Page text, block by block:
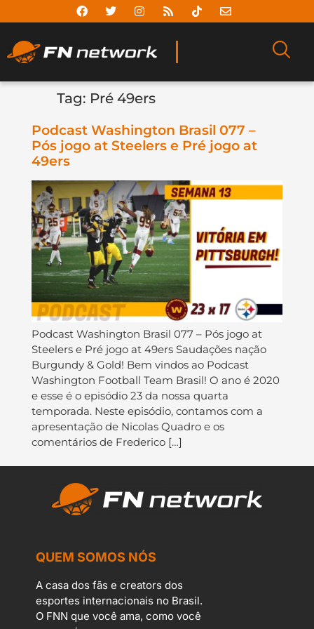
Tag: Pré 49ers
Podcast Washington Brasil 077 –
Pós jogo at Steelers e Pré jogo at
49ers
Podcast Washington Brasil 077 – Pós jogo at
Steelers e Pré jogo at 49ers Saudações nação
Burgundy & Gold! Bem vindos ao Podcast
Washington Football Team Brasil! O ano é 2020
e esse é o episódio 23 da nossa quarta
temporada. Neste episódio, contamos com a
apresentação de Nicolas Quadro e os
comentários de Frederico […]
QUEM SOMOS NÓS
A casa dos fãs e creators dos
esportes internacionais no Brasil.
O FNN que você ama, como você